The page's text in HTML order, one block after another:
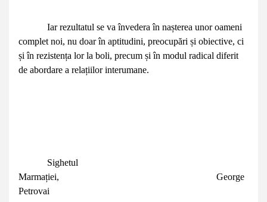
Iar rezultatul se va învedera în nașterea unor oameni
complet noi, nu doar în aptitudini, preocupări și obiective, ci
și în rezistența lor la boli, precum și în modul radical diferit
de abordare a relațiilor interumane.
Sighetul
Marmației, George
Petrovai